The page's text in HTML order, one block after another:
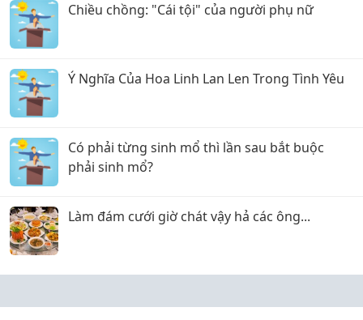
Chiều chồng: "Cái tội" của người phụ nữ
Ý Nghĩa Của Hoa Linh Lan Len Trong Tình Yêu
Có phải từng sinh mổ thì lần sau bắt buộc
phải sinh mổ?
Làm đám cưới giờ chát vậy hả các ông...